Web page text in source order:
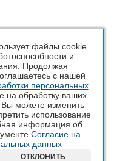
файлы cookie
и
Продолжая
с нашей
персональных
на обработку ваших
можете изменить
использование
информация об
Согласие на
данных
ОТКЛОНИТЬ